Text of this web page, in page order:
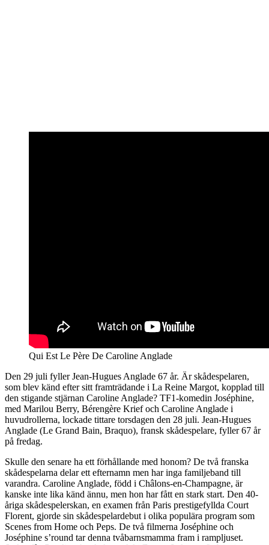
Qui Est Le Père De Caroline Anglade
Den 29 juli fyller Jean-Hugues Anglade 67 år. Är skådespelaren,
som blev känd efter sitt framträdande i La Reine Margot, kopplad till
den stigande stjärnan Caroline Anglade? TF1-komedin Joséphine,
med Marilou Berry, Bérengère Krief och Caroline Anglade i
huvudrollerna, lockade tittare torsdagen den 28 juli. Jean-Hugues
Anglade (Le Grand Bain, Braquo), fransk skådespelare, fyller 67 år
på fredag.
Skulle den senare ha ett förhållande med honom? De två franska
skådespelarna delar ett efternamn men har inga familjeband till
varandra. Caroline Anglade, född i Châlons-en-Champagne, är
kanske inte lika känd ännu, men hon har fått en stark start. Den 40-
åriga skådespelerskan, en examen från Paris prestigefyllda Court
Florent, gjorde sin skådespelardebut i olika populära program som
Scenes from Home och Peps. De två filmerna Joséphine och
Joséphine s’round tar denna tvåbarnsmamma fram i rampljuset.